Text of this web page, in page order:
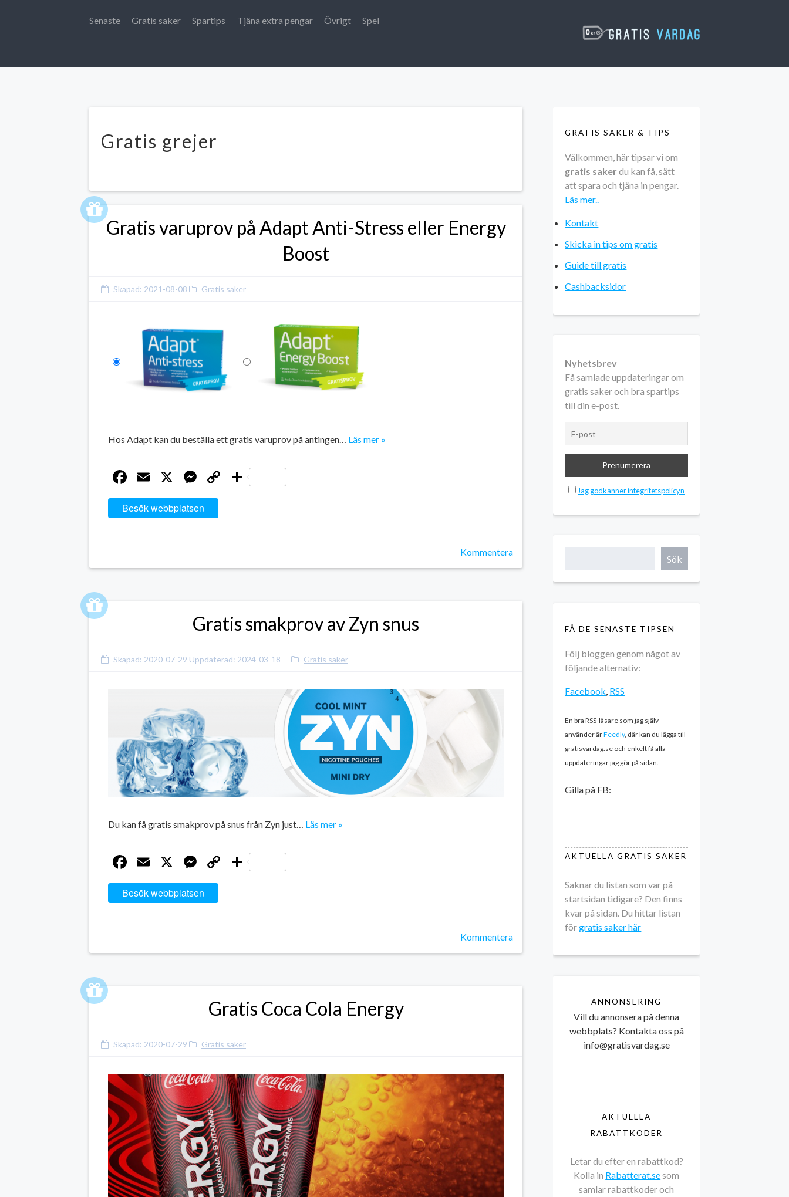
Senaste Gratis saker Spartips Tjäna extra pengar Övrigt Spel
Gratis grejer
Gratis varuprov på Adapt Anti-Stress eller Energy
Boost
Skapad: 2021-08-08 Gratis saker
Hos Adapt kan du beställa ett gratis varuprov på antingen… Läs mer »
Facebook
Email
X Messenger
CopyDela
Besök webbplatsen
Kommentera
Gratis smakprov av Zyn snus
Skapad: 2020-07-29 Uppdaterad: 2024-03-18 Gratis saker
Du kan få gratis smakprov på snus från Zyn just… Läs mer »
Facebook
Email
X Messenger
CopyDela
Besök webbplatsen
Kommentera
Gratis Coca Cola Energy
Skapad: 2020-07-29 Gratis saker
GRATIS SAKER & TIPS
Välkommen, här tipsar vi om
gratis saker du kan få, sätt
att spara och tjäna in pengar.
Läs mer..
Kontakt
Skicka in tips om gratis
Guide till gratis
Cashbacksidor
Nyhetsbrev
Få samlade uppdateringar om
gratis saker och bra spartips
till din e-post.
Jag godkänner integritetspolicyn
Sök
FÅ DE SENASTE TIPSEN
Följ bloggen genom något av
följande alternativ:
Facebook RSS
En bra RSS-läsare som jag själv
använder ärFeedly, där kan du lägga till
gratisvardag.se och enkelt få alla
uppdateringar jag gör på sidan.
Gilla på FB:
AKTUELLA GRATIS SAKER
Saknar du listan som var på
startsidan tidigare? Den finns
kvar på sidan. Du hittar listan
förgratis saker här
ANNONSERING
Vill du annonsera på denna
webbplats? Kontakta oss på
info@gratisvardag.se
AKTUELLA
RABATTKODER
Letar du efter en rabattkod?
Kolla in Rabatterat.sesom
samlar rabattkoder och